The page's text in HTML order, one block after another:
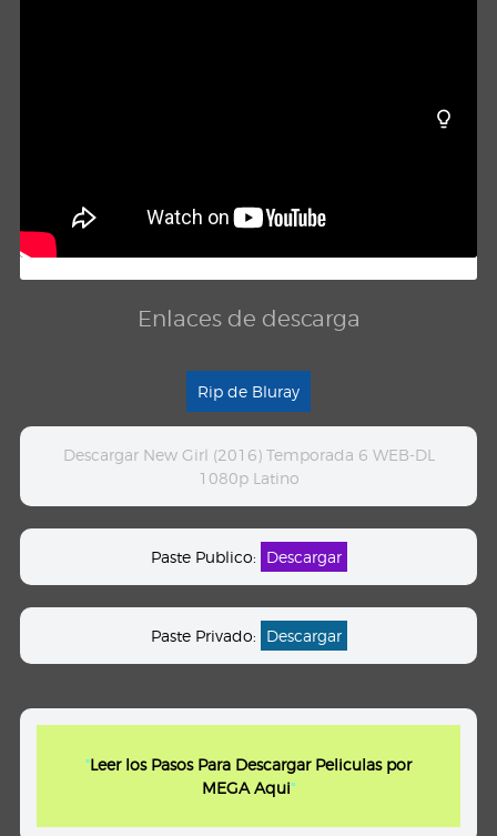
Enlaces de descarga
Rip de Bluray
Descargar New Girl (2016) Temporada 6 WEB-DL
1080p Latino
Paste Publico: Descargar
Paste Privado: Descargar
"Leer los Pasos Para Descargar Peliculas por
MEGA Aqui"